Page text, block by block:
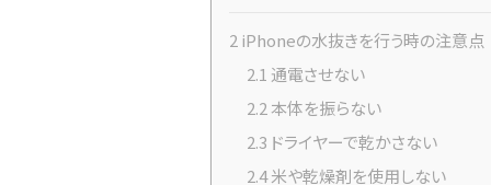
2 iPhoneの水抜きを行う時の注意点
2.1 通電させない
2.2 本体を振らない
2.3 ドライヤーで乾かさない
2.4米や乾燥剤を使用しない